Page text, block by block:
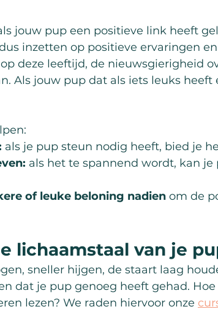
jouw pup een positieve link heeft
inzetten op positieve ervaringen
deze leeftijd, de nieuwsgierigheid
Als jouw pup dat als iets leuks heeft
als je pup steun nodig heeft, bied je
als het te spannend wordt, kan je
of leuke beloning nadien om de
lichaamstaal van je
sneller hijgen, de staart laag
dat je pup genoeg heeft gehad. Hoe
lezen? We raden hiervoor onze